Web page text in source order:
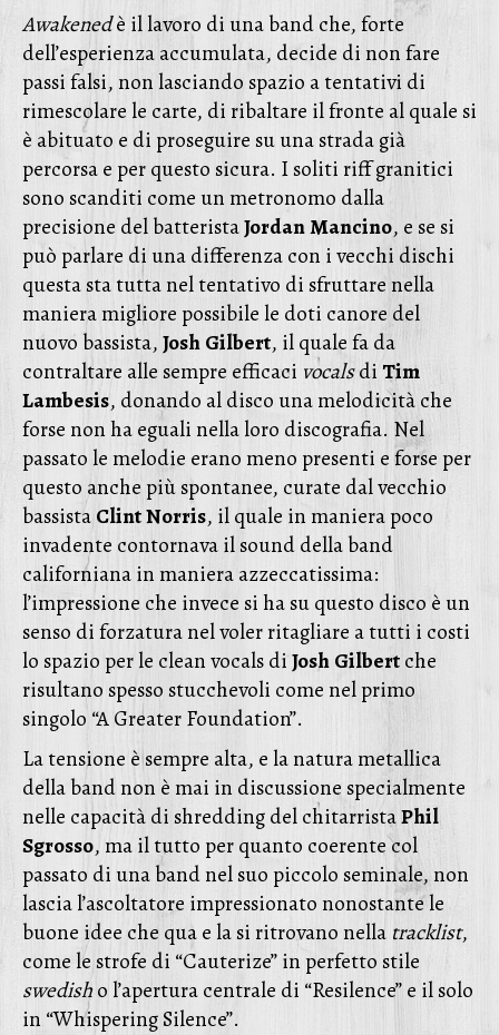
Awakenedè il lavoro di una band che, forte
dell’esperienza accumulata, decide di non fare
passi falsi, non lasciando spazio a tentativi di
rimescolare le carte, di ribaltare il fronte al quale si
è abituato e di proseguire su una strada già
percorsa e per questo sicura. I soliti riff granitici
sono scanditi come un metronomo dalla
precisione del batteristaJordanMancino, e se si
può parlare di una differenza con i vecchi dischi
questa sta tutta nel tentativo di sfruttare nella
maniera migliore possibile le doti canore del
nuovo bassista,JoshGilbert, il quale fa da
contraltare alle sempre efficaci vocalsdiTim
Lambesis, donando al disco una melodicità che
forse non ha eguali nella loro discografia. Nel
passato le melodie erano meno presenti e forse per
questo anche più spontanee, curate dal vecchio
bassistaClintNorris, il quale in maniera poco
invadente contornava il sound della band
californiana in maniera azzeccatissima:
l’impressione che invece si ha su questo disco è un
senso di forzatura nel voler ritagliare a tutti i costi
lo spazio per le clean vocals diJoshGilbertche
risultano spesso stucchevoli come nel primo
singolo “A Greater Foundation”.
La tensione è sempre alta, e la natura metallica
della band non è mai in discussione specialmente
nelle capacità di shredding del chitarristaPhil
Sgrosso, ma il tutto per quanto coerente col
passato di una band nel suo piccolo seminale, non
lascia l’ascoltatore impressionato nonostante le
buone idee che qua e la si ritrovano nella tracklist,
come le strofe di “Cauterize” in perfetto stile
swedisho l’apertura centrale di “Resilence” e il solo
in “Whispering Silence”.